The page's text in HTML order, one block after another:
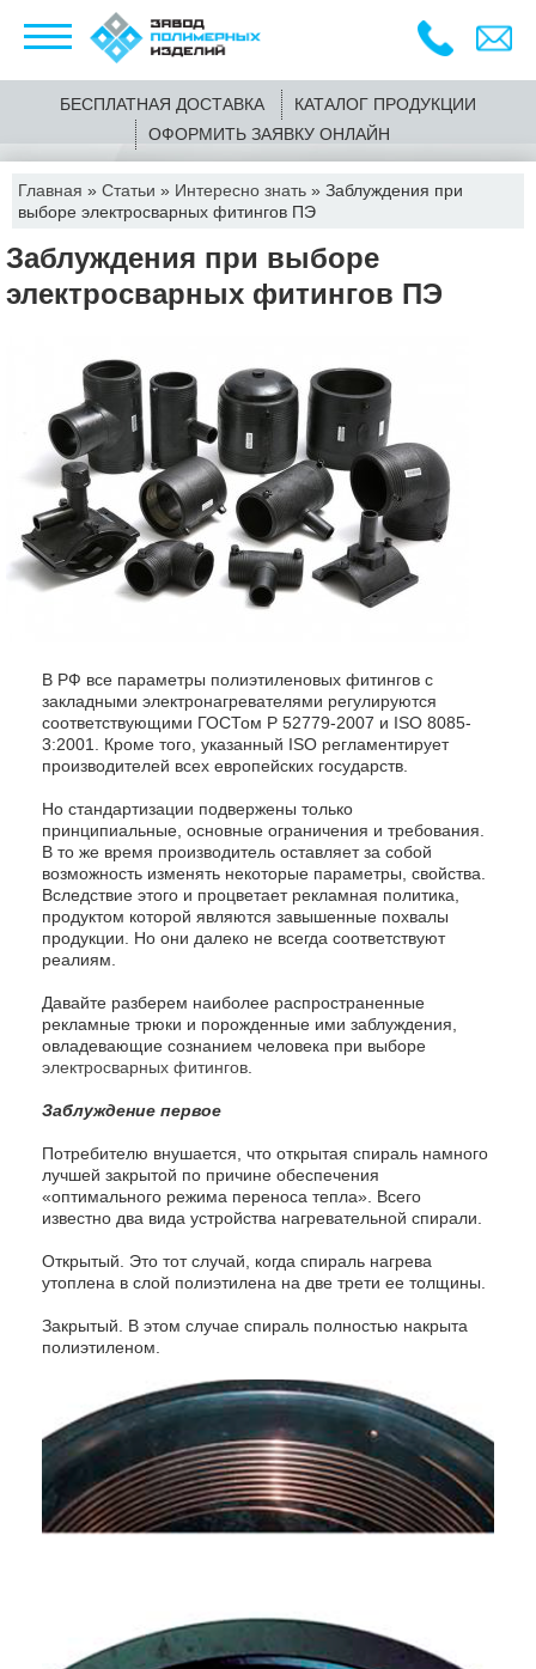
БЕСПЛАТНАЯ ДОСТАВКА
КАТАЛОГ ПРОДУКЦИИ
ОФОРМИТЬ ЗАЯВКУ ОНЛАЙН
Главная » Статьи » Интересно знать » Заблуждения при
выборе электросварных фитингов ПЭ
Заблуждения при выборе
электросварных фитингов ПЭ
В РФ все параметры полиэтиленовых фитингов с
закладными электронагревателями регулируются
соответствующими ГОСТом Р 52779-2007 и ISO 8085-
3:2001. Кроме того, указанный ISO регламентирует
производителей всех европейских государств.
Но стандартизации подвержены только
принципиальные, основные ограничения и требования.
В то же время производитель оставляет за собой
возможность изменять некоторые параметры, свойства.
Вследствие этого и процветает рекламная политика,
продуктом которой являются завышенные похвалы
продукции. Но они далеко не всегда соответствуют
реалиям.
Давайте разберем наиболее распространенные
рекламные трюки и порожденные ими заблуждения,
овладевающие сознанием человека при выборе
электросварных фитингов
Заблуждение первое
Потребителю внушается, что открытая спираль намного
лучшей закрытой по причине обеспечения
«оптимального режима переноса тепла». Всего
известно два вида устройства нагревательной спирали.
Открытый. Это тот случай, когда спираль нагрева
утоплена в слой полиэтилена на две трети ее толщины.
Закрытый. В этом случае спираль полностью накрыта
полиэтиленом.